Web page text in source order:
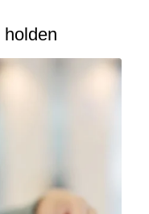
holden